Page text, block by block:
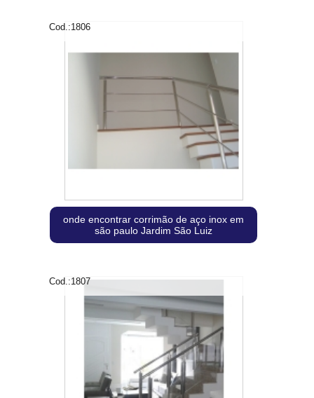
Cod.:1806
onde encontrar corrimão de aço inox em
são paulo Jardim São Luiz
Cod.:1807